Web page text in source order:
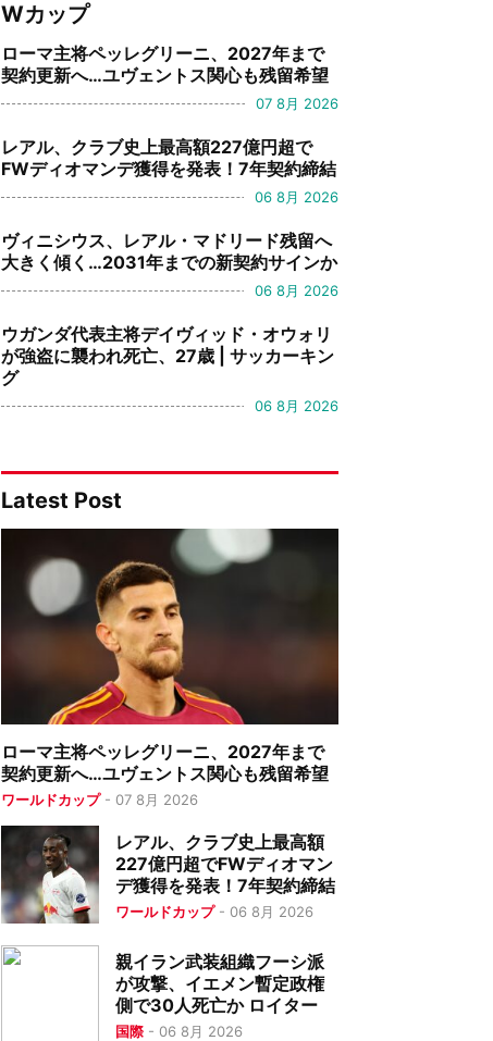
Wカップ
ローマ主将ペッレグリーニ、2027年まで
契約更新へ…ユヴェントス関心も残留希望
07 8月 2026
レアル、クラブ史上最高額227億円超で
FWディオマンデ獲得を発表！7年契約締結
06 8月 2026
ヴィニシウス、レアル・マドリード残留へ
大きく傾く…2031年までの新契約サインか
06 8月 2026
ウガンダ代表主将デイヴィッド・オウォリ
が強盗に襲われ死亡、27歳 | サッカーキン
グ
06 8月 2026
Latest Post
ローマ主将ペッレグリーニ、2027年まで
契約更新へ…ユヴェントス関心も残留希望
ワールドカップ- 07 8月 2026
レアル、クラブ史上最高額
227億円超でFWディオマン
デ獲得を発表！7年契約締結
ワールドカップ- 06 8月 2026
親イラン武装組織フーシ派
が攻撃、イエメン暫定政権
側で30人死亡か ロイター
国際 - 06 8月 2026